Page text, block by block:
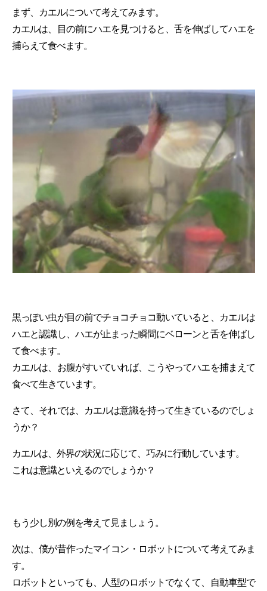
まず、カエルについて考えてみます。
カエルは、目の前にハエを見つけると、舌を伸ばしてハエを
捕らえて食べます。
黒っぽい虫が目の前でチョコチョコ動いていると、カエルは
ハエと認識し、ハエが止まった瞬間にベローンと舌を伸ばし
て食べます。
カエルは、お腹がすいていれば、こうやってハエを捕まえて
食べて生きています。
さて、それでは、カエルは意識を持って生きているのでしょ
うか？
カエルは、外界の状況に応じて、巧みに行動しています。
これは意識といえるのでしょうか？
もう少し別の例を考えて見ましょう。
次は、僕が昔作ったマイコン・ロボットについて考えてみま
す。
ロボットといっても、人型のロボットでなくて、自動車型で